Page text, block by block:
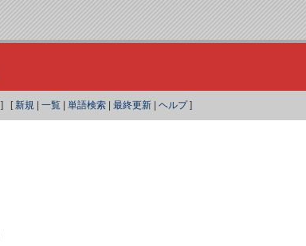
] [新規 一覧 単語検索 最終更新 ヘルプ]